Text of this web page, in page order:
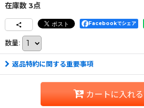
在庫数 3点
Facebookでシェア
数量:
返品特約に関する重要事項
カートに入れる